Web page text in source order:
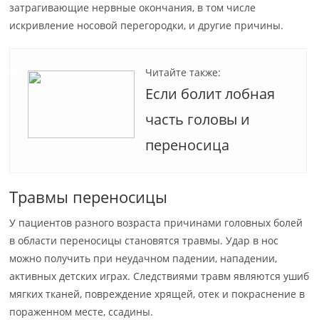
затрагивающие нервные окончания, в том числе
искривление носовой перегородки, и другие причины.
Читайте также:
Если болит лобная
часть головы и
переносица
Травмы переносицы
У пациентов разного возраста причинами головных болей
в области переносицы становятся травмы. Удар в нос
можно получить при неудачном падении, нападении,
активных детских играх. Следствиями травм являются ушиб
мягких тканей, повреждение хрящей, отек и покраснение в
пораженном месте, ссадины.